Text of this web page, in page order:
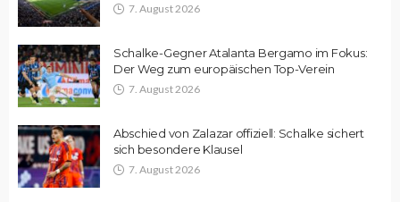
7. August 2026
Schalke-Gegner Atalanta Bergamo im Fokus:
Der Weg zum europäischen Top-Verein
7. August 2026
Abschied von Zalazar offiziell: Schalke sichert
sich besondere Klausel
7. August 2026